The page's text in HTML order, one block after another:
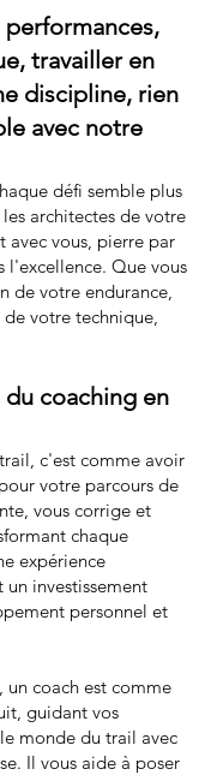
travailler en
discipline, rien
avec notre
défi semble plus
architectes de votre
avec vous, pierre par
l'excellence. Que vous
de votre endurance,
votre technique,
du coaching en
c'est comme avoir
votre parcours de
vous corrige et
chaque
expérience
un investissement
personnel et
un coach est comme
guidant vos
monde du trail avec
Il vous aide à poser